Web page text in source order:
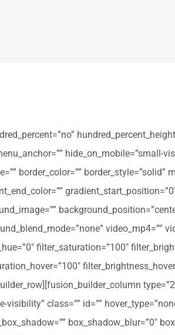
hide_on_mobile=”small-
border_color=””
video_mp4=””
filter_saturation=”100″
class=”” id=””
box_shadow_blur=”0″